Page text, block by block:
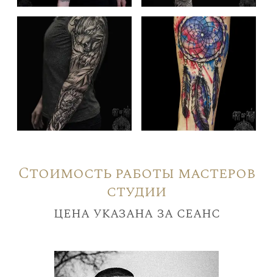
Стоимость работы мастеров
студии
цена указана за сеанс